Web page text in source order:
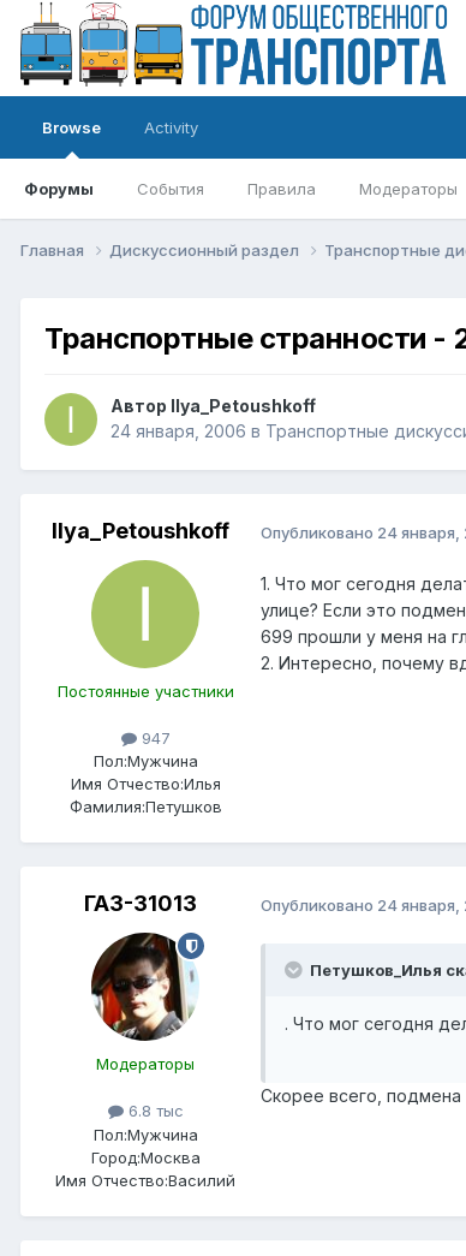
Browse
Форумы События Правила Модераторы
Activity
Главная Дискуссионный раздел Транспортные
Транспортные странности -
Автор Ilya_Petoushkoff
24 января, 2006 в Транспортные
Ilya_Petoushkoff
Постоянные участники
947
Пол:Мужчина
Имя Отчество:Илья
Фамилия:Петушков
Опубликовано 24 января,
1. Что мог сегодня
улице? Если это
699 прошли у меня на
2. Интересно, почему
ГАЗ-31013
Модераторы
6.8 тыс
Пол:Мужчина
Город:Москва
Имя Отчество:Василий
Опубликовано 24 января,
Петушков_Илья
. Что мог сегодня
Скорее всего, подмена